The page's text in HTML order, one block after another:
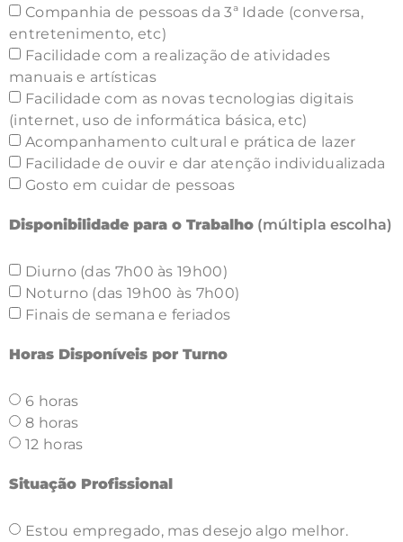
Companhia de pessoas da 3ª Idade (conversa,
entretenimento, etc)
Facilidade com a realização de atividades
manuais e artísticas
Facilidade com as novas tecnologias digitais
(internet, uso de informática básica, etc)
Acompanhamento cultural e prática de lazer
Facilidade de ouvir e dar atenção individualizada
Gosto em cuidar de pessoas
Disponibilidade para o Trabalho (múltipla escolha)
Diurno (das 7h00 às 19h00)
Noturno (das 19h00 às 7h00)
Finais de semana e feriados
Horas Disponíveis por Turno
6 horas
8 horas
12 horas
Situação Profissional
Estou empregado, mas desejo algo melhor.